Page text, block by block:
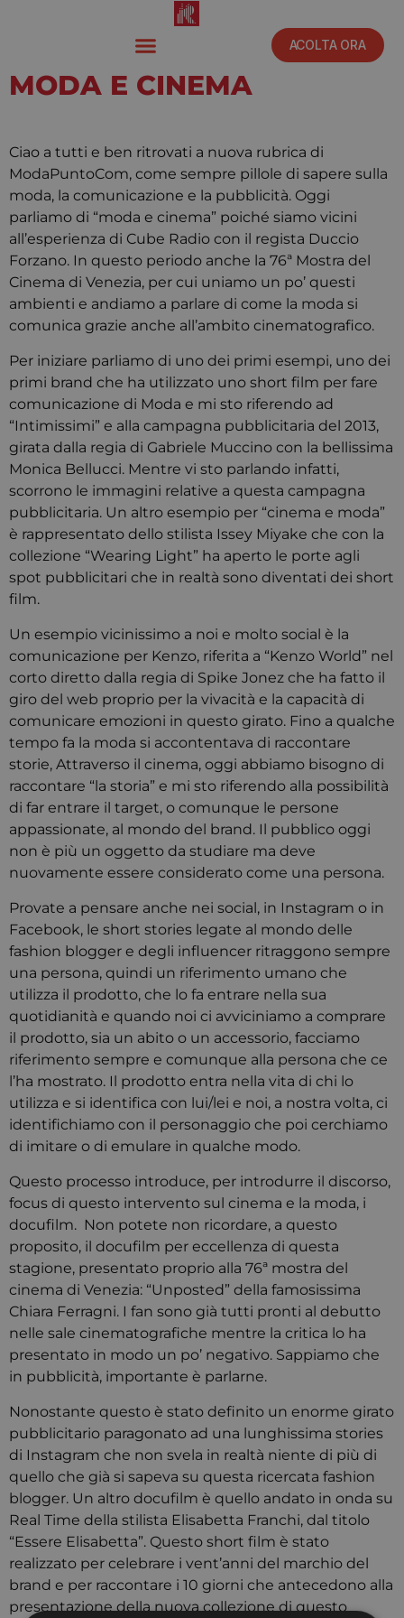
ACOLTA ORA
MODA E CINEMA
Ciao a tutti e ben ritrovati a nuova rubrica di
ModaPuntoCom, come sempre pillole di sapere sulla
moda, la comunicazione e la pubblicità. Oggi
parliamo di “moda e cinema” poiché siamo vicini
all’esperienza di Cube Radio con il regista Duccio
Forzano. In questo periodo anche la 76ª Mostra del
Cinema di Venezia, per cui uniamo un po’ questi
ambienti e andiamo a parlare di come la moda si
comunica grazie anche all’ambito cinematografico.
Per iniziare parliamo di uno dei primi esempi, uno dei
primi brand che ha utilizzato uno short film per fare
comunicazione di Moda e mi sto riferendo ad
“Intimissimi” e alla campagna pubblicitaria del 2013,
girata dalla regia di Gabriele Muccino con la bellissima
Monica Bellucci. Mentre vi sto parlando infatti,
scorrono le immagini relative a questa campagna
pubblicitaria. Un altro esempio per “cinema e moda”
è rappresentato dello stilista Issey Miyake che con la
collezione “Wearing Light” ha aperto le porte agli
spot pubblicitari che in realtà sono diventati dei short
film.
Un esempio vicinissimo a noi e molto social è la
comunicazione per Kenzo, riferita a “Kenzo World” nel
corto diretto dalla regia di Spike Jonez che ha fatto il
giro del web proprio per la vivacità e la capacità di
comunicare emozioni in questo girato. Fino a qualche
tempo fa la moda si accontentava di raccontare
storie, Attraverso il cinema, oggi abbiamo bisogno di
raccontare “la storia” e mi sto riferendo alla possibilità
di far entrare il target, o comunque le persone
appassionate, al mondo del brand. Il pubblico oggi
non è più un oggetto da studiare ma deve
nuovamente essere considerato come una persona.
Provate a pensare anche nei social, in Instagram o in
Facebook, le short stories legate al mondo delle
fashion blogger e degli influencer ritraggono sempre
una persona, quindi un riferimento umano che
utilizza il prodotto, che lo fa entrare nella sua
quotidianità e quando noi ci avviciniamo a comprare
il prodotto, sia un abito o un accessorio, facciamo
riferimento sempre e comunque alla persona che ce
l’ha mostrato. Il prodotto entra nella vita di chi lo
utilizza e si identifica con lui/lei e noi, a nostra volta, ci
identifichiamo con il personaggio che poi cerchiamo
di imitare o di emulare in qualche modo.
Questo processo introduce, per introdurre il discorso,
focus di questo intervento sul cinema e la moda, i
docufilm. Non potete non ricordare, a questo
proposito, il docufilm per eccellenza di questa
stagione, presentato proprio alla 76ª mostra del
cinema di Venezia: “Unposted” della famosissima
Chiara Ferragni. I fan sono già tutti pronti al debutto
nelle sale cinematografiche mentre la critica lo ha
presentato in modo un po’ negativo. Sappiamo che
in pubblicità, importante è parlarne.
Nonostante questo è stato definito un enorme girato
pubblicitario paragonato ad una lunghissima stories
di Instagram che non svela in realtà niente di più di
quello che già si sapeva su questa ricercata fashion
blogger. Un altro docufilm è quello andato in onda su
Real Time della stilista Elisabetta Franchi, dal titolo
“Essere Elisabetta”. Questo short film è stato
realizzato per celebrare i vent’anni del marchio del
brand e per raccontare i 10 giorni che antecedono alla
presentazione della nuova collezione di questo